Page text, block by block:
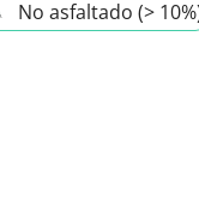
No asfaltado (>